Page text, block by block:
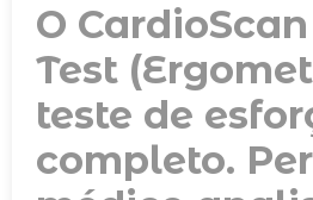
O
Test
teste de
completo.